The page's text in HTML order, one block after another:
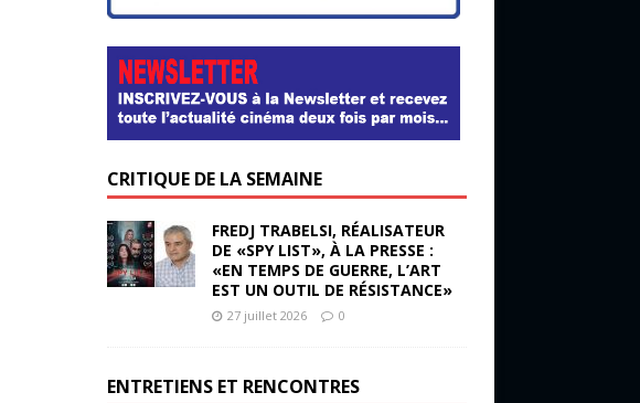
CRITIQUE DE LA SEMAINE
FREDJ TRABELSI, RÉALISATEUR
DE «SPY LIST», À LA PRESSE :
«EN TEMPS DE GUERRE, L’ART
EST UN OUTIL DE RÉSISTANCE»
27 juillet 2026 0
ENTRETIENS ET RENCONTRES